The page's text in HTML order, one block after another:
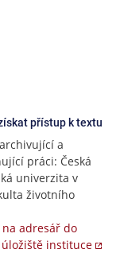
přístup k textu
a
práci: Česká
univerzita v
životního
na adresář do
instituce